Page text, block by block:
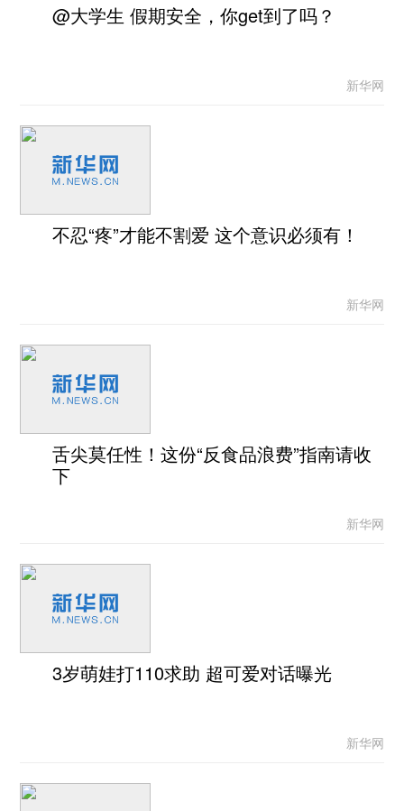
@大学生 假期安全，你get到了吗？
新华网
不忍“疼”才能不割爱 这个意识必须有！
新华网
舌尖莫任性！这份“反食品浪费”指南请收
下
新华网
3岁萌娃打110求助 超可爱对话曝光
新华网